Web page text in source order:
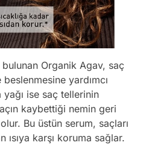
Organik Agav, saç
yardımcı
ise saç tellerinin
kaybettiği nemin geri
olur. Bu üstün serum, saçları
karşı koruma sağlar.